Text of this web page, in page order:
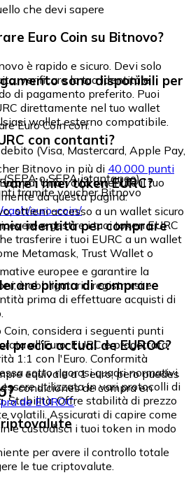
che devi sapere
Euro Coin su Bitnovo?
è rapido e sicuro. Devi solo
verificare la tua identità e
di pagamento preferito. Puoi
direttamente nel tuo wallet
wallet esterno compatibile.
sono disponibili per
Euro Coin con:
(Visa, Mastercard, Apple Pay,
o SEPA istantaneo)
tramite voucher Bitnovo
con contanti?
Bitnovo in più di 40.000 punti
Una volta ottenuto il tuo
da questa pagina:
euro-coin/
i miei token EURC?
ottieni accesso a un wallet sicuro
e gestire i tuoi token EURC
trasferire i tuoi EURC a un wallet
Metamask, Trust Wallet o
identità per comprare
europee e garantire la
è obbligatorio registrarsi e
prima di effettuare acquisti di
prima di comprare
Coin, considera i seguenti punti
all'Euro: EURC è progettata
1:1 con l'Euro. Conformità
sotto rigorosi quadri normativi.
utilizzata in vari protocolli di
Stabilità: Offre stabilità di prezzo
volatili. Assicurati di capire come
e custodisci i tuoi token in modo
precio actual de EUROC?
equivale a 1 euro, pero puedes
y condiciones de compra en
de EUROC.
per avere il controllo totale
le tue criptovalute.